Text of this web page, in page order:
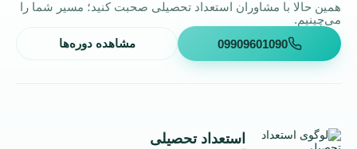
همین حالا با مشاوران استعداد تحصیلی صحبت کنید؛ مسیر شما را
می‌چینیم.
09909601090 مشاهده دوره‌ها
استعداد تحصیلی